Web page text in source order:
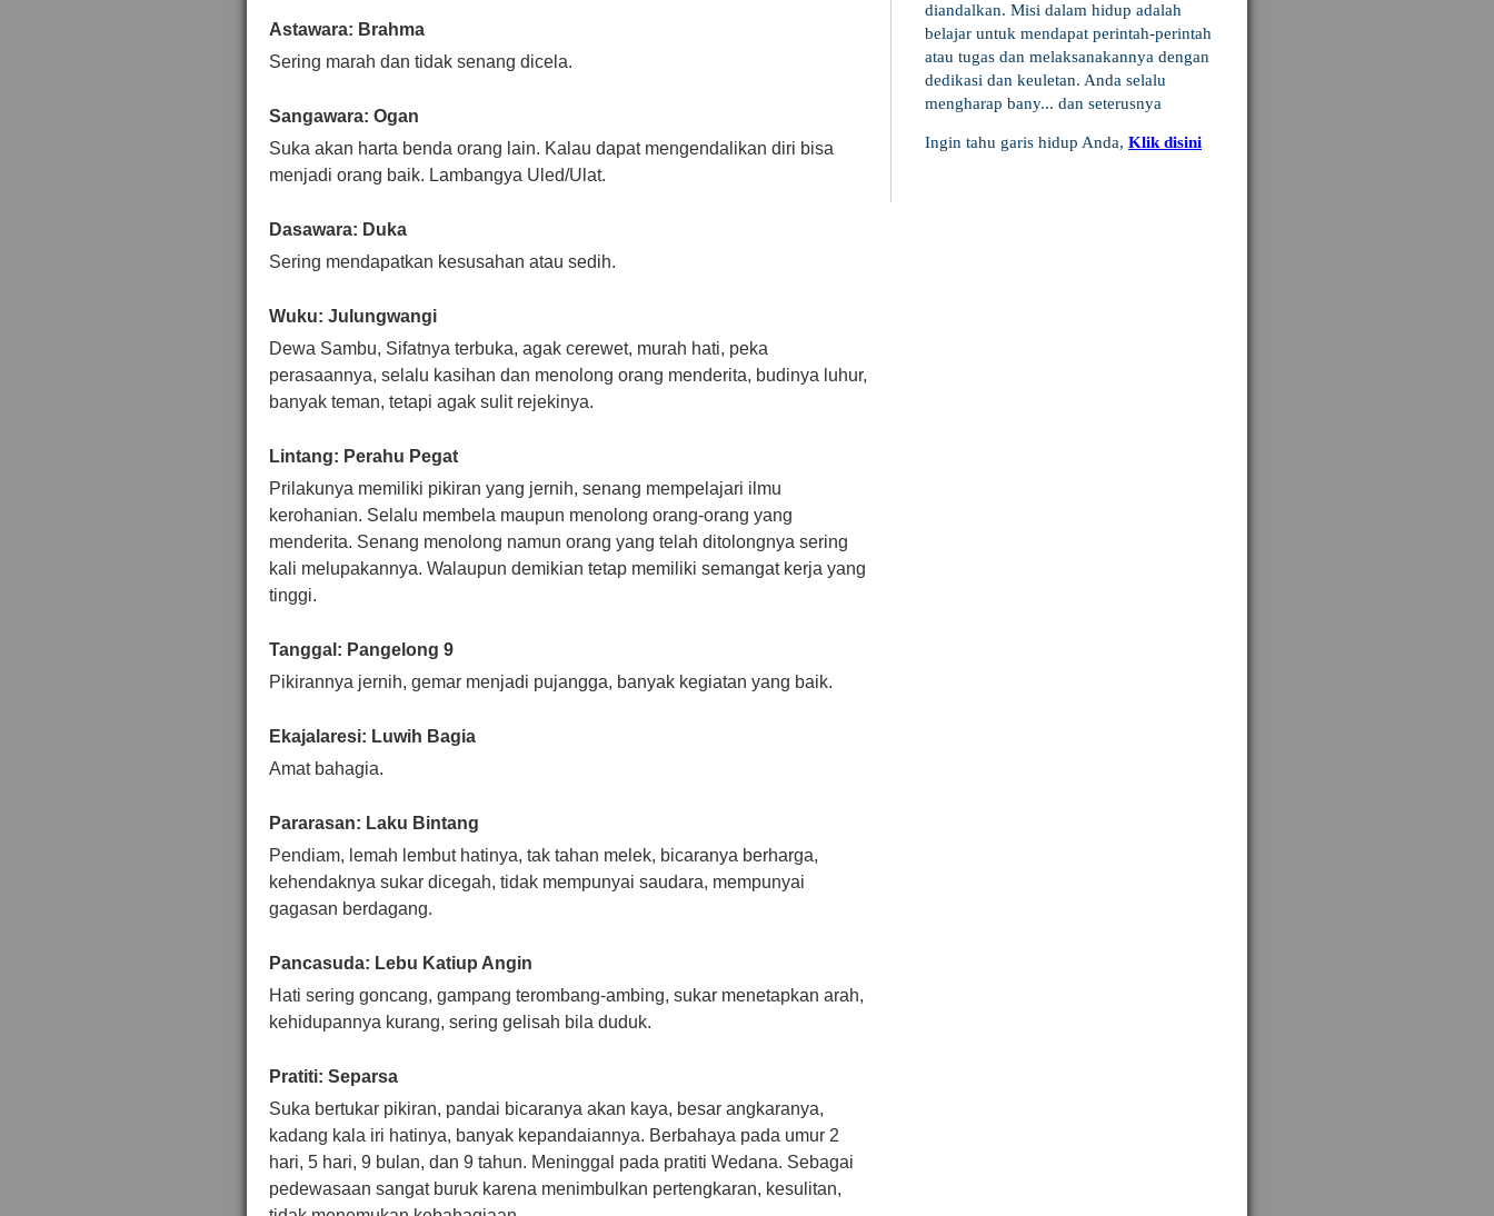
Astawara: Brahma
Sering marah dan tidak senang dicela.
Sangawara: Ogan
Suka akan harta benda orang lain. Kalau dapat mengendalikan diri bisa
menjadi orang baik. Lambangya Uled/Ulat.
Dasawara: Duka
Sering mendapatkan kesusahan atau sedih.
Wuku: Julungwangi
Dewa Sambu, Sifatnya terbuka, agak cerewet, murah hati, peka
perasaannya, selalu kasihan dan menolong orang menderita, budinya luhur,
banyak teman, tetapi agak sulit rejekinya.
Lintang: Perahu Pegat
Prilakunya memiliki pikiran yang jernih, senang mempelajari ilmu
kerohanian. Selalu membela maupun menolong orang-orang yang
menderita. Senang menolong namun orang yang telah ditolongnya sering
kali melupakannya. Walaupun demikian tetap memiliki semangat kerja yang
tinggi.
Tanggal: Pangelong 9
Pikirannya jernih, gemar menjadi pujangga, banyak kegiatan yang baik.
Ekajalaresi: Luwih Bagia
Amat bahagia.
Pararasan: Laku Bintang
Pendiam, lemah lembut hatinya, tak tahan melek, bicaranya berharga,
kehendaknya sukar dicegah, tidak mempunyai saudara, mempunyai
gagasan berdagang.
Pancasuda: Lebu Katiup Angin
Hati sering goncang, gampang terombang-ambing, sukar menetapkan arah,
kehidupannya kurang, sering gelisah bila duduk.
Pratiti: Separsa
Suka bertukar pikiran, pandai bicaranya akan kaya, besar angkaranya,
kadang kala iri hatinya, banyak kepandaiannya. Berbahaya pada umur 2
hari, 5 hari, 9 bulan, dan 9 tahun. Meninggal pada pratiti Wedana. Sebagai
pedewasaan sangat buruk karena menimbulkan pertengkaran, kesulitan,
diandalkan. Misi dalam hidup adalah
belajar untuk mendapat perintah-perintah
atau tugas dan melaksanakannya dengan
dedikasi dan keuletan. Anda selalu
mengharap bany... dan seterusnya
Ingin tahu garis hidup Anda, Klik disini